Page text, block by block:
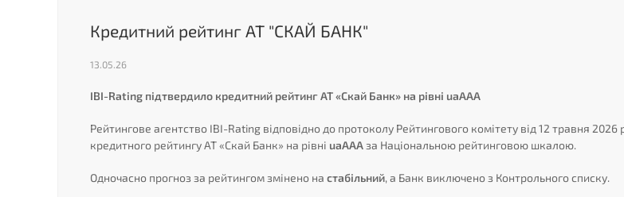
Кредитний рейтинг АТ "СКАЙ БАНК"
13.05.26
IBI-Rating підтвердило кредитний рейтинг АТ «Скай Банк» на рівні uaAAA
Рейтингове агентство IBI-Rating відповідно до протоколу Рейтингового комітету від 12 травня
кредитного рейтингу АТ «Скай Банк» на рівні uaAAA за Національною рейтинговою шкалою.
Одночасно прогноз за рейтингом змінено на стабільний, а Банк виключено з Контрольного списку.